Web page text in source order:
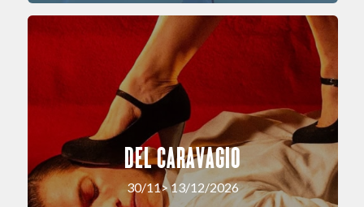
DEL CARAVAGIO
30/11> 13/12/2026